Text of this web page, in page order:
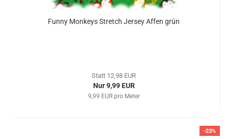
Funny Monkeys Stretch Jersey Affen grün
Statt 12,98 EUR
Nur 9,99 EUR
9,99 EUR pro Meter
-23%